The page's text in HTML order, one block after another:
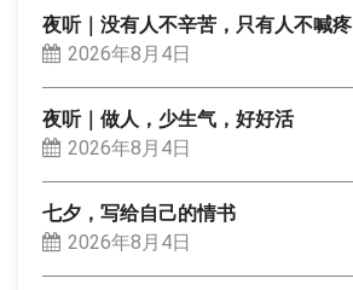
夜听｜没有人不辛苦，只有人不喊疼
2026年8月4日
夜听｜做人，少生气，好好活
2026年8月4日
七夕，写给自己的情书
2026年8月4日